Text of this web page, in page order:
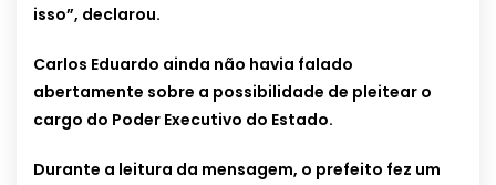
isso”, declarou.
Carlos Eduardo ainda não havia falado
abertamente sobre a possibilidade de pleitear o
cargo do Poder Executivo do Estado.
Durante a leitura da mensagem, o prefeito fez um